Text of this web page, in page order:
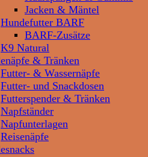
Jacken & Mäntel
Hundefutter BARF
BARF-Zusätze
K9 Natural
& Tränken
Futter- & Wassernäpfe
Futter- und Snackdosen
Futterspender & Tränken
Napfständer
Napfunterlagen
Reisenäpfe